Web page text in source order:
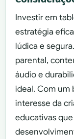
Investir em
estratégia
lúdica e
parental,
áudio e
ideal. Com um
interesse da
educativas